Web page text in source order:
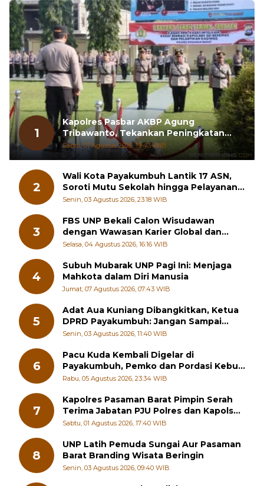
1
Kapolres Pasbar AKBP Agung
Tribawanto, Tekankan Peningkatan
Pelayanan dan Sinergi dengan
Masyarakat
Sabtu, 01 Agustus 2026, 19:43 WIB
2
Wali Kota Payakumbuh Lantik 17 ASN,
Soroti Mutu Sekolah hingga Pelayanan
RSUD
Senin, 03 Agustus 2026, 23:18 WIB
3
FBS UNP Bekali Calon Wisudawan
dengan Wawasan Karier Global dan
Kewirausahaan Kreatif
Selasa, 04 Agustus 2026, 16:16 WIB
4
Subuh Mubarak UNP Pagi Ini: Menjaga
Mahkota dalam Diri Manusia
Jumat, 07 Agustus 2026, 07:43 WIB
5
Adat Aua Kuniang Dibangkitkan, Ketua
DPRD Payakumbuh: Jangan Sampai
Generasi Muda Hilang Jati Diri
Senin, 03 Agustus 2026, 11:40 WIB
6
Pacu Kuda Kembali Digelar di
Payakumbuh, Pemko dan Pordasi Kebut
Persiapan!
Rabu, 05 Agustus 2026, 23:34 WIB
7
Kapolres Pasaman Barat Pimpin Serah
Terima Jabatan PJU Polres dan Kapolsek
Sungai Beremas
Sabtu, 01 Agustus 2026, 17:40 WIB
8
UNP Latih Pemuda Sungai Aur Pasaman
Barat Branding Wisata Beringin
Senin, 03 Agustus 2026, 09:40 WIB